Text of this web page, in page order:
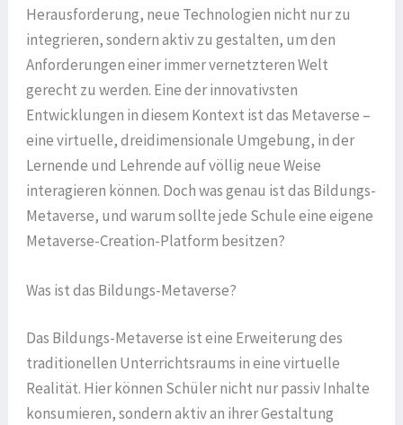
Herausforderung, neue Technologien nicht nur zu
integrieren, sondern aktiv zu gestalten, um den
Anforderungen einer immer vernetzteren Welt
gerecht zu werden. Eine der innovativsten
Entwicklungen in diesem Kontext ist das Metaverse –
eine virtuelle, dreidimensionale Umgebung, in der
Lernende und Lehrende auf völlig neue Weise
interagieren können. Doch was genau ist das Bildungs-
Metaverse, und warum sollte jede Schule eine eigene
Metaverse-Creation-Platform besitzen?
Was ist das Bildungs-Metaverse?
Das Bildungs-Metaverse ist eine Erweiterung des
traditionellen Unterrichtsraums in eine virtuelle
Realität. Hier können Schüler nicht nur passiv Inhalte
konsumieren, sondern aktiv an ihrer Gestaltung